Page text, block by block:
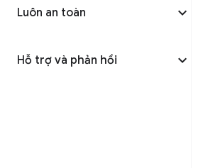
Luôn an toàn
Hỗ trợ và phản hồi